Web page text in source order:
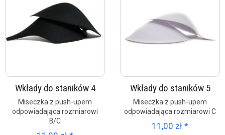
Wkłady do staników 4
Miseczka z push-upem
odpowiadająca rozmiarowi
B/C
Wkłady do staników 5
Miseczka z push-upem
odpowiadająca rozmiarowi C
11,00 zł *